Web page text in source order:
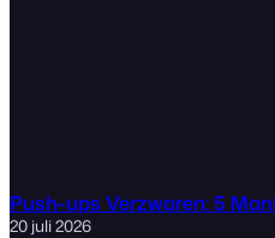
Push-ups Verzwaren: 5
20 juli 2026